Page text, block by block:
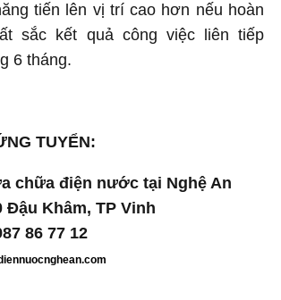
tiến lên vị trí cao hơn nếu hoàn
sắc kết quả công việc liên tiếp
6 tháng.
TUYỂN:
chữa điện nước tại Nghệ An
Đậu Khâm, TP Vinh
86 77 12